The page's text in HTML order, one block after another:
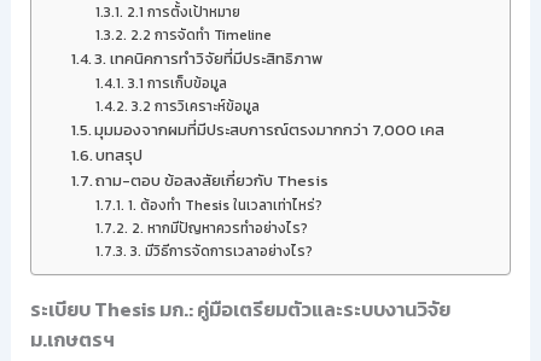
2.1 การตั้งเป้าหมาย
2.2 การจัดทำ Timeline
3. เทคนิคการทำวิจัยที่มีประสิทธิภาพ
3.1 การเก็บข้อมูล
3.2 การวิเคราะห์ข้อมูล
มุมมองจากผมที่มีประสบการณ์ตรงมากกว่า 7,000 เคส
บทสรุป
ถาม-ตอบ ข้อสงสัยเกี่ยวกับ Thesis
1. ต้องทำ Thesis ในเวลาเท่าไหร่?
2. หากมีปัญหาควรทำอย่างไร?
3. มีวิธีการจัดการเวลาอย่างไร?
ระเบียบ Thesis มก.: คู่มือเตรียมตัวและระบบงานวิจัย
ม.เกษตรฯ